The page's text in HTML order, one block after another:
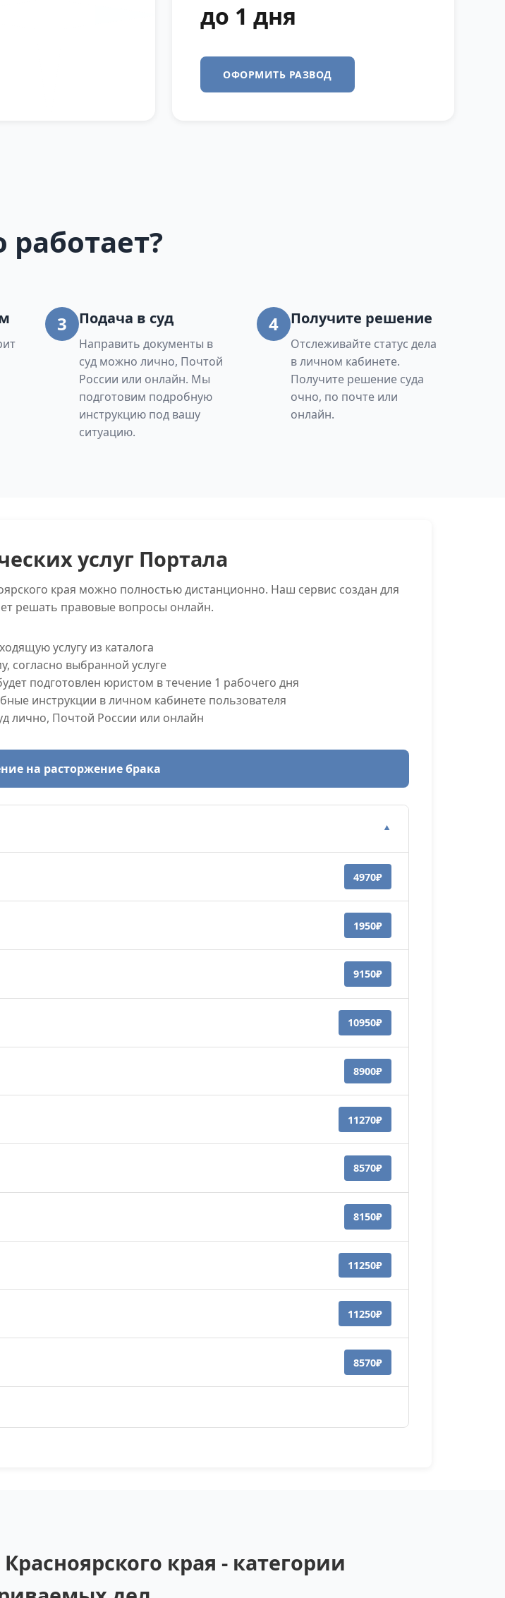
до 1 дня
ОФОРМИТЬ РАЗВОД
работает?
3 Подача в суд
Направить документы в
суд можно лично, Почтой
России или онлайн. Мы
подготовим подробную
инструкцию под вашу
ситуацию.
4 Получите решение
Отслеживайте статус дела
в личном кабинете.
Получите решение суда
очно, по почте или
онлайн.
услуг Портала
края можно полностью дистанционно. Наш сервис создан для
решать правовые вопросы онлайн.
услугу из каталога
согласно выбранной услуге
подготовлен юристом в течение 1 рабочего дня
инструкции в личном кабинете пользователя
лично, Почтой России или онлайн
на расторжение брака
▼
4970₽
1950₽
9150₽
10950₽
8900₽
11270₽
8570₽
8150₽
11250₽
11250₽
8570₽
края - категории